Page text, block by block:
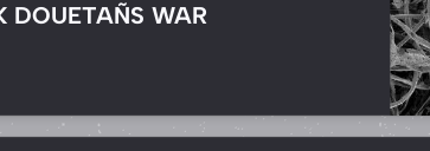
DOUETAÑS WAR